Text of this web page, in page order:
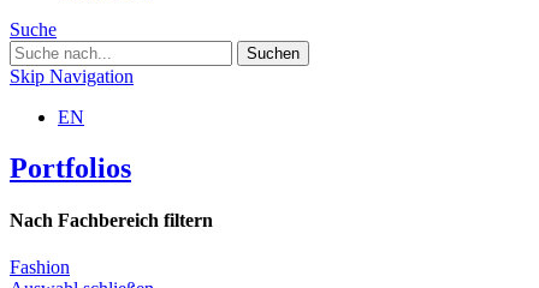
Suche
Skip Navigation
EN
Portfolios
Nach Fachbereich filtern
Fashion